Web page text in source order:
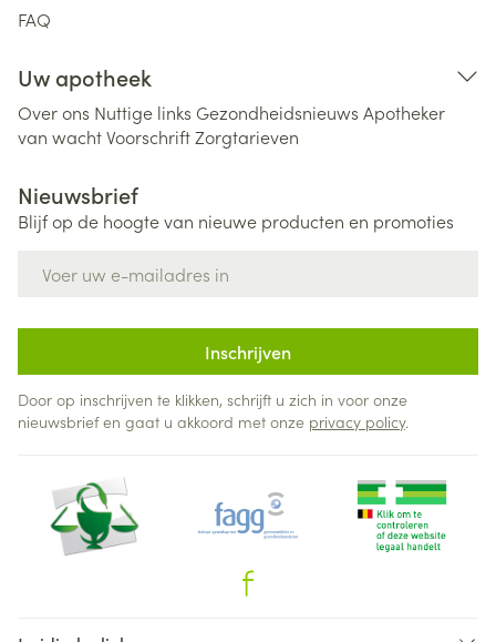
FAQ
Uw apotheek
Over ons Nuttige links Gezondheidsnieuws Apotheker
van wachtVoorschriftZorgtarieven
Nieuwsbrief
Blijf op de hoogte van nieuwe producten en promoties
Inschrijven
Door op inschrijven te klikken, schrijft u zich in voor onze
nieuwsbrief en gaat u akkoord met onze privacy policy.